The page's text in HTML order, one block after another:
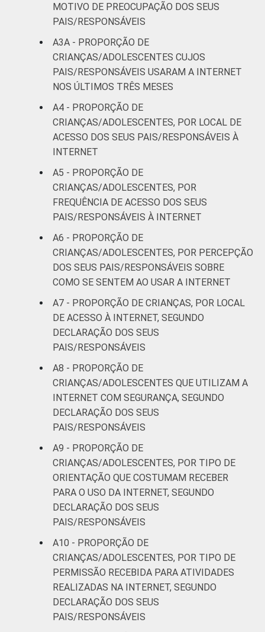
RENDA
FAMILIAR
Até 1 SM 36
Mais de 1
SM até 2 SM
Mais de 2
Mais de 3
SM
80 20
CLASSE
SOCIAL
AB
C 48
¹Base: 2 105 usuários de Internet de 9 a 17
anos. Dados coletados entre outubro de
2014 e fevereiro de 2015.
Fonte: NIC.br - out 2014 / fev 2015
MOTIVO DE PREOCUPAÇÃO DOS SEUS
PAIS/RESPONSÁVEIS
A3A - PROPORÇÃO DE
CRIANÇAS/ADOLESCENTES CUJOS
PAIS/RESPONSÁVEIS USARAM A INTERNET
NOS ÚLTIMOS TRÊS MESES
A4 - PROPORÇÃO DE
CRIANÇAS/ADOLESCENTES, POR LOCAL DE
ACESSO DOS SEUS PAIS/RESPONSÁVEIS À
INTERNET
A5 - PROPORÇÃO DE
CRIANÇAS/ADOLESCENTES, POR
FREQUÊNCIA DE ACESSO DOS SEUS
PAIS/RESPONSÁVEIS À INTERNET
A6 - PROPORÇÃO DE
CRIANÇAS/ADOLESCENTES, POR PERCEPÇÃO
DOS SEUS PAIS/RESPONSÁVEIS SOBRE
COMO SE SENTEM AO USAR A INTERNET
A7 - PROPORÇÃO DE CRIANÇAS, POR LOCAL
DE ACESSO À INTERNET, SEGUNDO
DECLARAÇÃO DOS SEUS
PAIS/RESPONSÁVEIS
A8 - PROPORÇÃO DE
CRIANÇAS/ADOLESCENTES QUE UTILIZAM A
INTERNET COM SEGURANÇA, SEGUNDO
DECLARAÇÃO DOS SEUS
PAIS/RESPONSÁVEIS
A9 - PROPORÇÃO DE
CRIANÇAS/ADOLESCENTES, POR TIPO DE
ORIENTAÇÃO QUE COSTUMAM RECEBER
PARA O USO DA INTERNET, SEGUNDO
DECLARAÇÃO DOS SEUS
PAIS/RESPONSÁVEIS
A10 - PROPORÇÃO DE
CRIANÇAS/ADOLESCENTES, POR TIPO DE
PERMISSÃO RECEBIDA PARA ATIVIDADES
REALIZADAS NA INTERNET, SEGUNDO
DECLARAÇÃO DOS SEUS
PAIS/RESPONSÁVEIS